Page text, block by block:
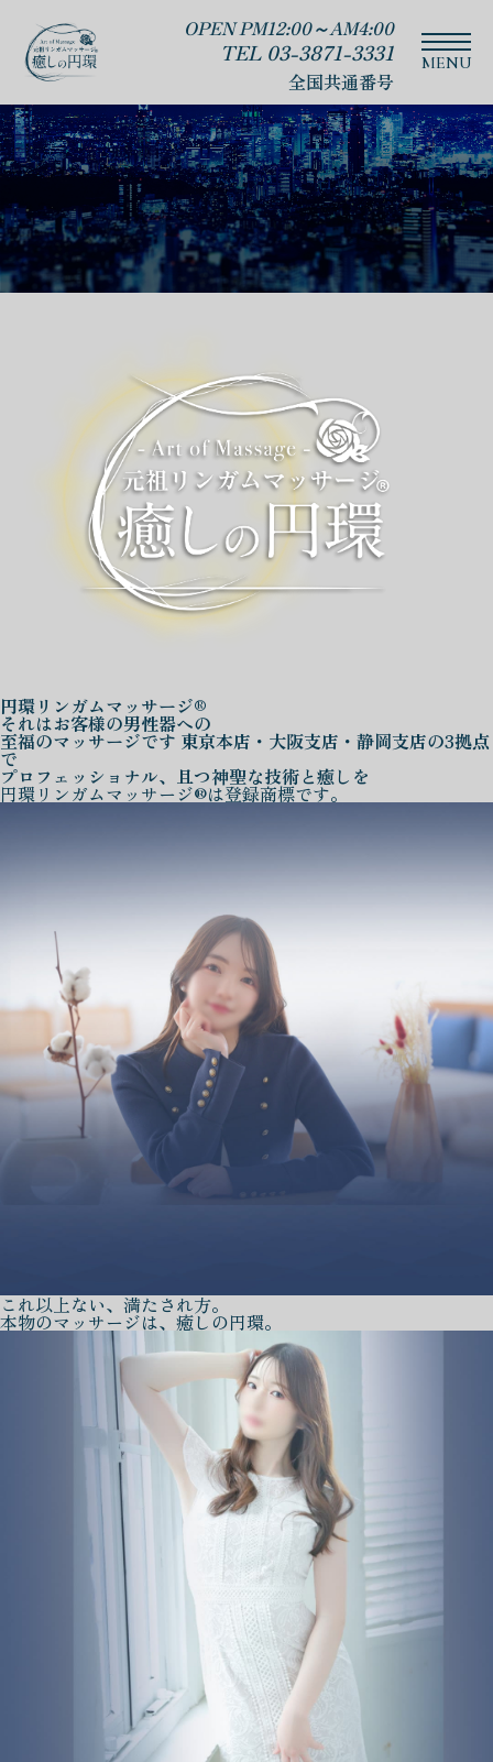
OPEN PM12:00～AM4:00
TEL 03-3871-3331
全国共通番号
円環リンガムマッサージ®
それはお客様の男性器への
至福のマッサージです 東京本店・大阪支店・静岡支店の3拠点
で
プロフェッショナル、且つ神聖な技術と癒しを
円環リンガムマッサージ®は登録商標です。
これ以上ない、満たされ方。
本物のマッサージは、癒しの円環。